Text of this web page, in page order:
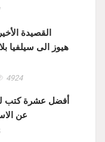
هيوز الى سيلفيا
4924
أفضل عشرة كتب
عن